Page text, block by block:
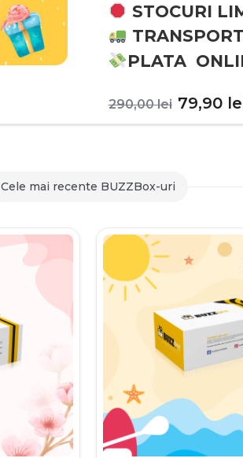
STOCURI
PLATA
290,00lei Prețul
inițial
79,90
Cele mai recente BUZZBox-uri